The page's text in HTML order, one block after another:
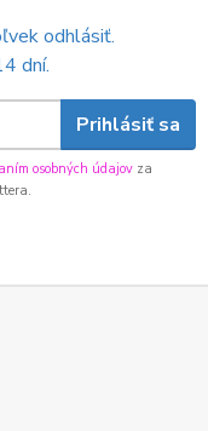
odhlásiť.
dní.
Prihlásiť sa
osobných údajov za